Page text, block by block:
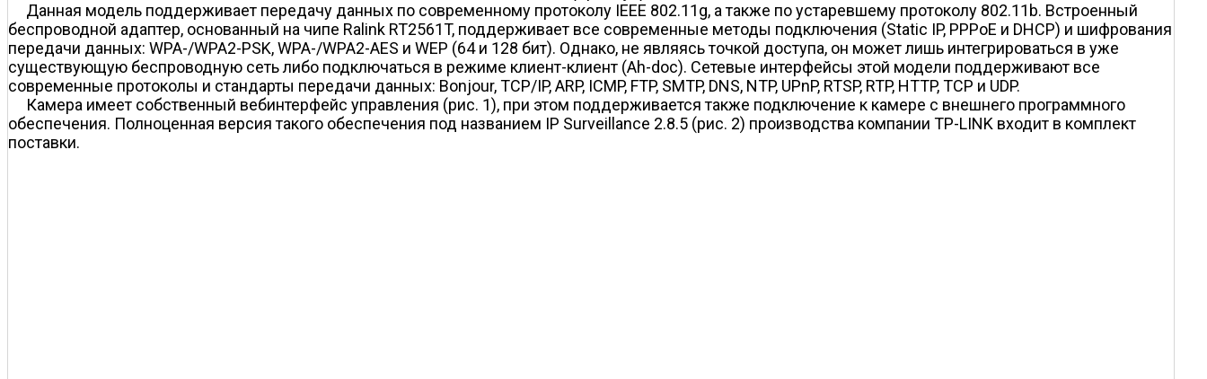
Данная модель поддерживает передачу данных по современному протоколу IEEE 802.11g, а также по устаревшему протоколу 802.11b. Встроенный
беспроводной адаптер, основанный на чипе Ralink RT2561T, поддерживает все современные методы подключения (Static IP, PPPoE и DHCP) и шифрования
передачи данных: WPA-/WPA2-PSK, WPA-/WPA2-AES и WEP (64 и 128 бит). Однако, не являясь точкой доступа, он может лишь интегрироваться в уже
существующую беспроводную сеть либо подключаться в режиме клиент-клиент (Ah-doc). Сетевые интерфейсы этой модели поддерживают все
современные протоколы и стандарты передачи данных: Bonjour, TCP/IP, ARP, ICMP, FTP, SMTP, DNS, NTP, UPnP, RTSP, RTP, HTTP, TCP и UDP.
Камера имеет собственный веб­интерфейс управления (рис. 1), при этом поддерживается также подключение к камере с внешнего программного
обеспечения. Полноценная версия такого обеспечения под названием IP Surveillance 2.8.5 (рис. 2) производства компании TP-LINK входит в комплект
поставки.